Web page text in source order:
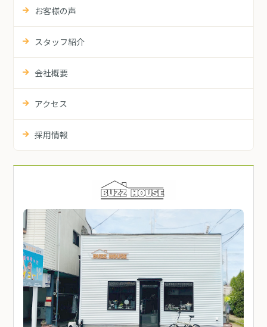
お客様の声
スタッフ紹介
会社概要
アクセス
採用情報